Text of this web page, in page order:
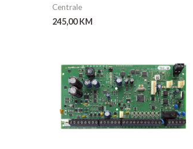
Centrale
245,00KM